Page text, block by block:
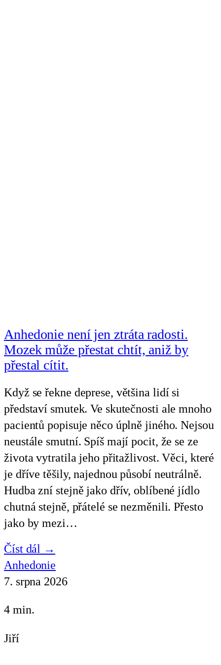
Anhedonie není jen ztráta radosti.
Mozek může přestat chtít, aniž by
přestal cítit.
Když se řekne deprese, většina lidí si
představí smutek. Ve skutečnosti ale mnoho
pacientů popisuje něco úplně jiného. Nejsou
neustále smutní. Spíš mají pocit, že se ze
života vytratila jeho přitažlivost. Věci, které
je dříve těšily, najednou působí neutrálně.
Hudba zní stejně jako dřív, oblíbené jídlo
chutná stejně, přátelé se nezměnili. Přesto
jako by mezi…
Číst dál →
Anhedonie
7. srpna 2026
4 min.
Jiří